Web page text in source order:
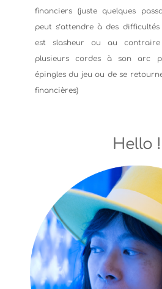
financiers (juste quelques
peut s’attendre à des
est slasheur ou au
plusieurs cordes à son arc
épingles du jeu ou de se
financières)
Hello !